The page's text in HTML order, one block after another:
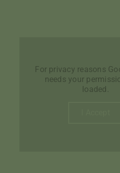
For privacy reasons
needs your
loaded.